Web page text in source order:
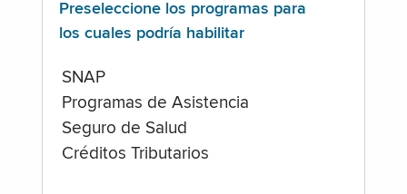
Preseleccione los programas para
los cuales podría habilitar
SNAP
Programas de Asistencia
Seguro de Salud
Créditos Tributarios